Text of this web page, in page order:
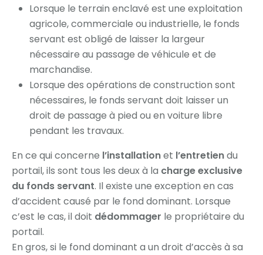
Lorsque le terrain enclavé est une exploitation
agricole, commerciale ou industrielle, le fonds
servant est obligé de laisser la largeur
nécessaire au passage de véhicule et de
marchandise.
Lorsque des opérations de construction sont
nécessaires, le fonds servant doit laisser un
droit de passage à pied ou en voiture libre
pendant les travaux.
En ce qui concerne l’installationet l’entretiendu
portail, ils sont tous les deux à la charge exclusive
du fonds servant. Il existe une exception en cas
d’accident causé par le fond dominant. Lorsque
c’est le cas, il doit dédommager le propriétaire du
portail.
En gros, si le fond dominant a un droit d’accès à sa